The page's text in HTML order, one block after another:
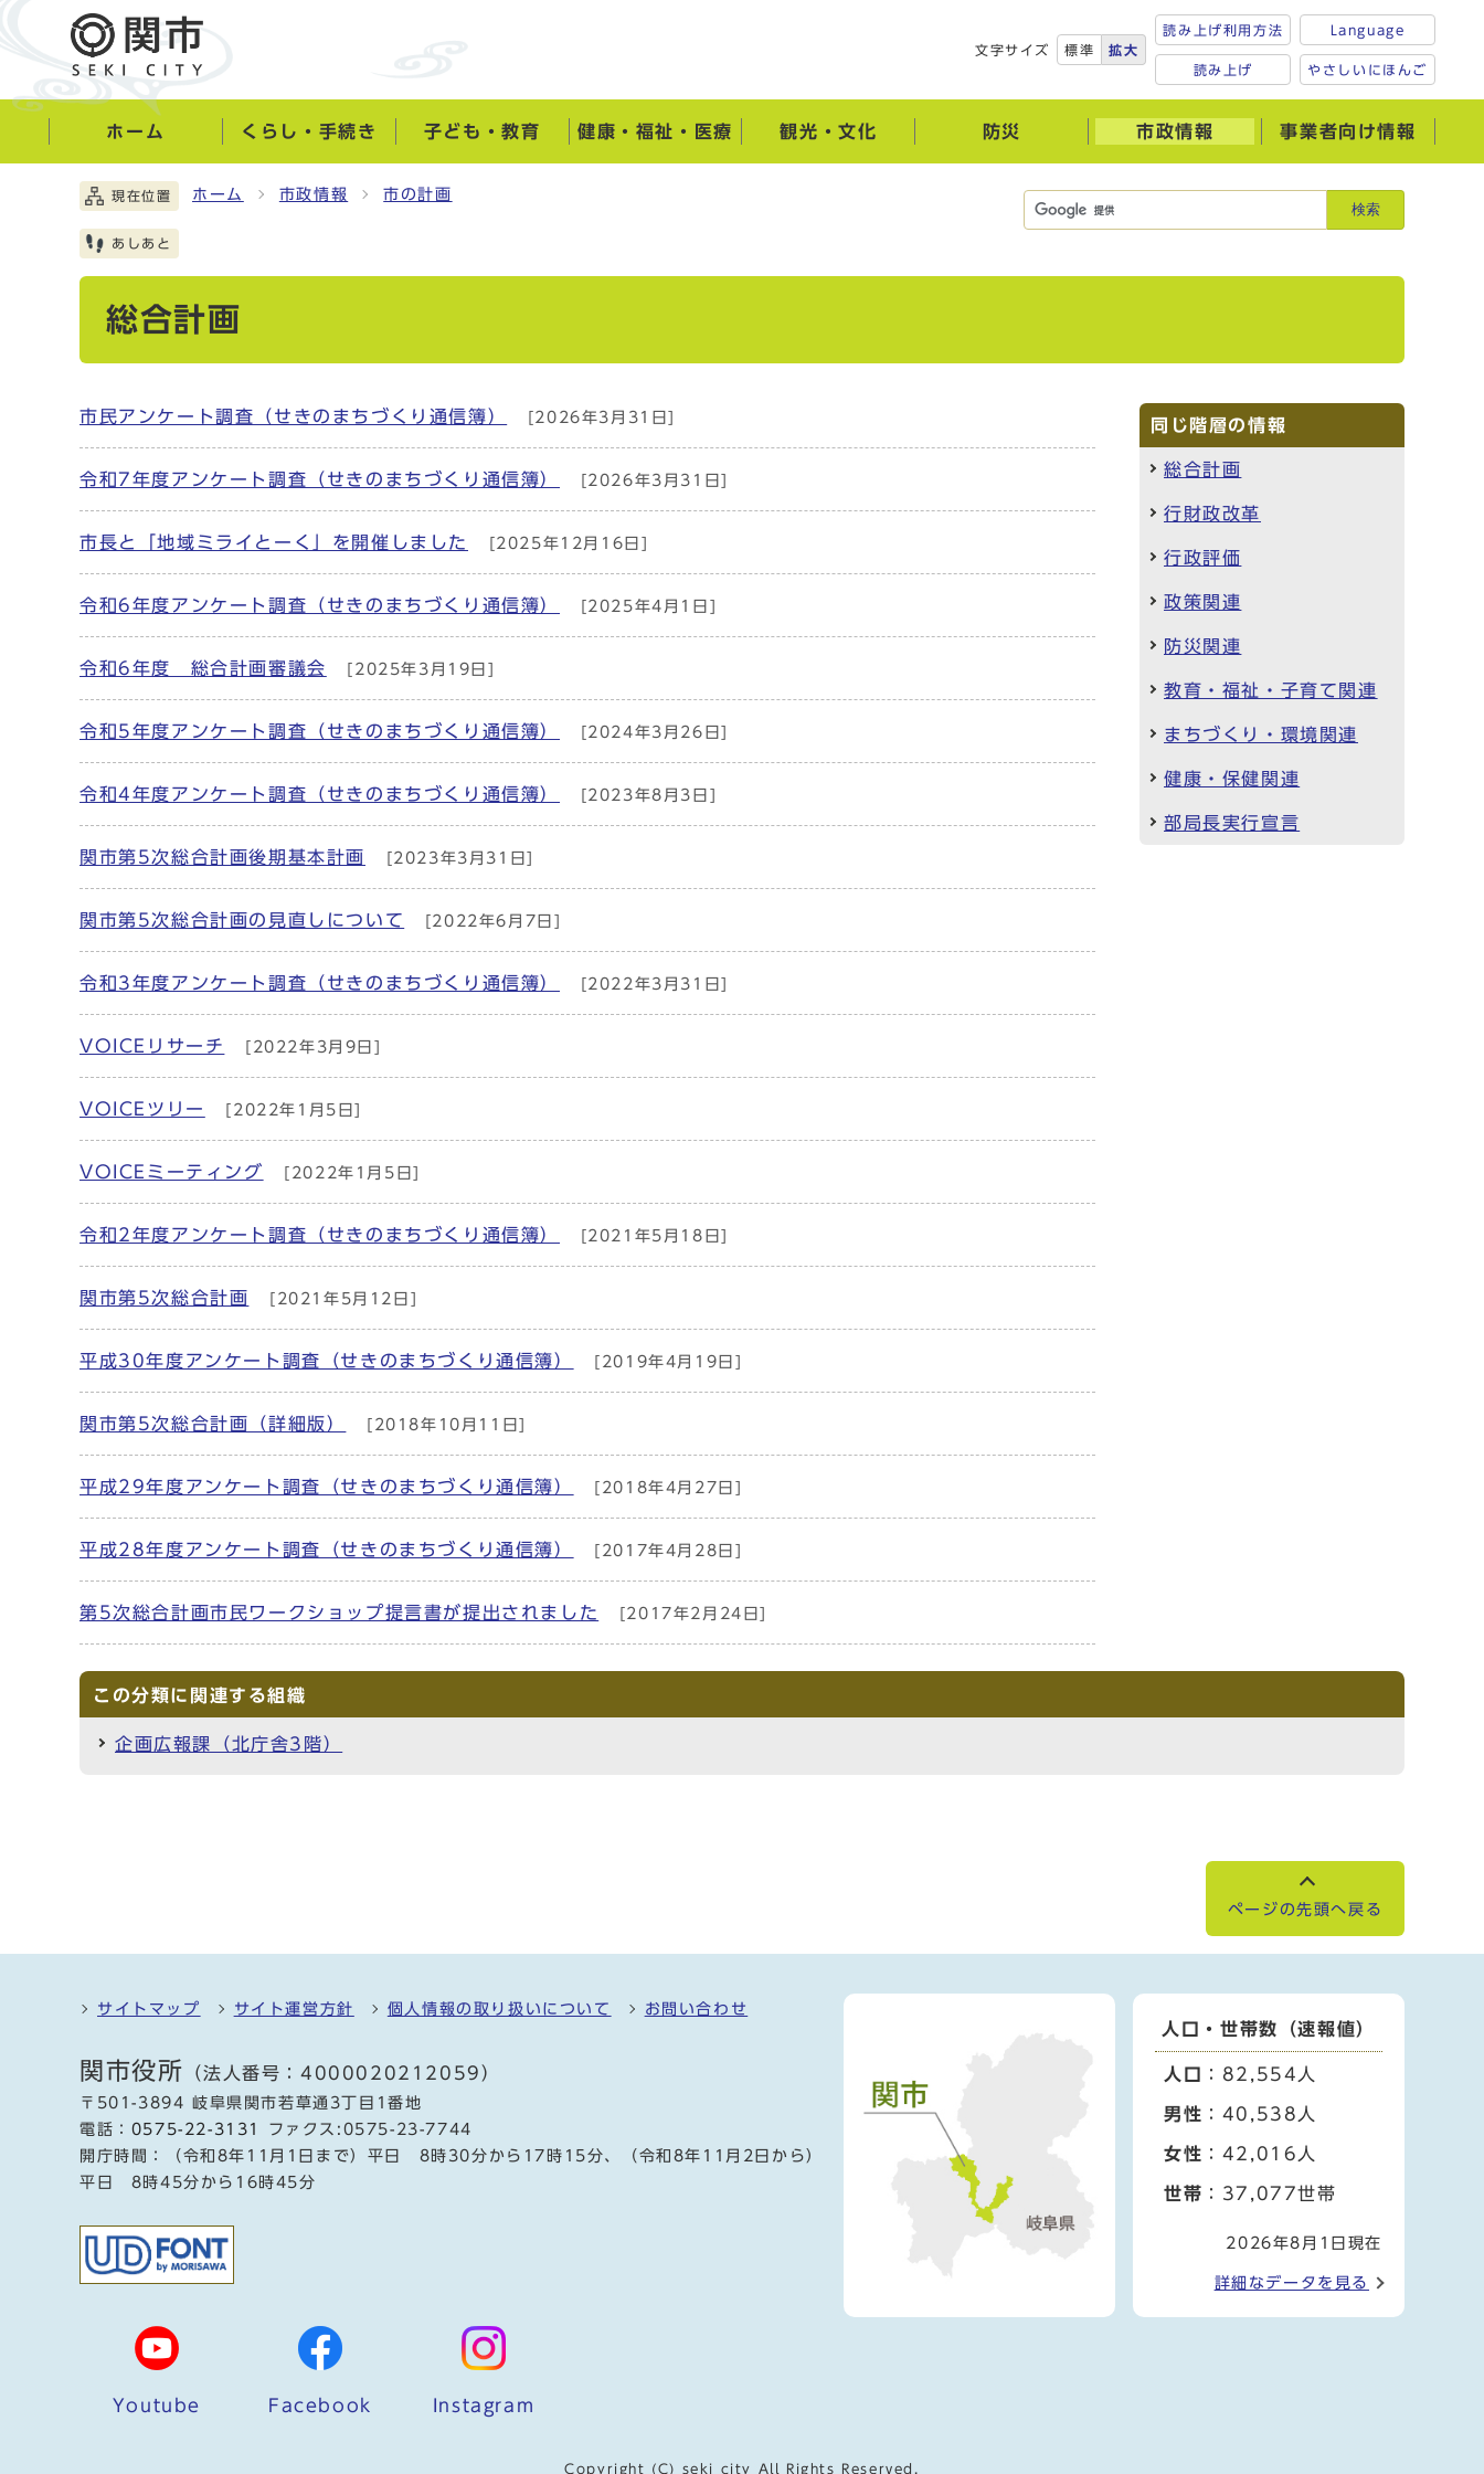
文字サイズ 標準 拡大
読み上げ利用方法
読み上げ
Language
やさしいにほんご
ホーム くらし・手続き 子ども・教育 健康・福祉・医療 観光・文化 防災 市政情報 事業者向け情報
検索
現在位置 ホーム 市政情報 市の計画
あしあと
総合計画
市民アンケート調査（せきのまちづくり通信簿） [2026年3月31日]
令和7年度アンケート調査（せきのまちづくり通信簿） [2026年3月31日]
市長と「地域ミライとーく」を開催しました [2025年12月16日]
令和6年度アンケート調査（せきのまちづくり通信簿） [2025年4月1日]
令和6年度 総合計画審議会 [2025年3月19日]
令和5年度アンケート調査（せきのまちづくり通信簿） [2024年3月26日]
令和4年度アンケート調査（せきのまちづくり通信簿） [2023年8月3日]
関市第5次総合計画後期基本計画 [2023年3月31日]
関市第5次総合計画の見直しについて [2022年6月7日]
令和3年度アンケート調査（せきのまちづくり通信簿） [2022年3月31日]
VOICEリサーチ [2022年3月9日]
VOICEツリー [2022年1月5日]
VOICEミーティング [2022年1月5日]
令和2年度アンケート調査（せきのまちづくり通信簿） [2021年5月18日]
関市第5次総合計画 [2021年5月12日]
平成30年度アンケート調査（せきのまちづくり通信簿） [2019年4月19日]
関市第5次総合計画（詳細版） [2018年10月11日]
平成29年度アンケート調査（せきのまちづくり通信簿） [2018年4月27日]
平成28年度アンケート調査（せきのまちづくり通信簿） [2017年4月28日]
第5次総合計画市民ワークショップ提言書が提出されました [2017年2月24日]
同じ階層の情報
総合計画
行財政改革
行政評価
政策関連
防災関連
教育・福祉・子育て関連
まちづくり・環境関連
健康・保健関連
部局長実行宣言
この分類に関連する組織
企画広報課（北庁舎3階）
ページの先頭へ戻る
サイトマップ サイト運営方針 個人情報の取り扱いについて お問い合わせ
関市役所 （法人番号：4000020212059）
〒501-3894 岐阜県関市若草通3丁目1番地
電話： 0575-22-3131
ファクス:0575-23-7744
開庁時間：（令和8年11月1日まで）平日 8時30分から17時15分、（令和8年11月2日から）
平日 8時45分から16時45分
Youtube Facebook Instagram
人口・世帯数（速報値）
人口 ：82,554人
男性 ：40,538人
女性 ：42,016人
世帯 ：37,077世帯
2026年8月1日現在
詳細なデータを見る
Copyright (C) seki city All Rights Reserved.